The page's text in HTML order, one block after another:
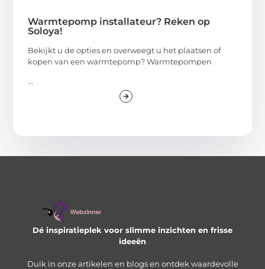
Warmtepomp installateur? Reken op
Soloya!
Bekijkt u de opties en overweegt u het plaatsen of
kopen van een warmtepomp? Warmtepompen
...
Dé inspiratieplek voor slimme inzichten en frisse
ideeën
Duik in onze artikelen en blogs en ontdek waardevolle